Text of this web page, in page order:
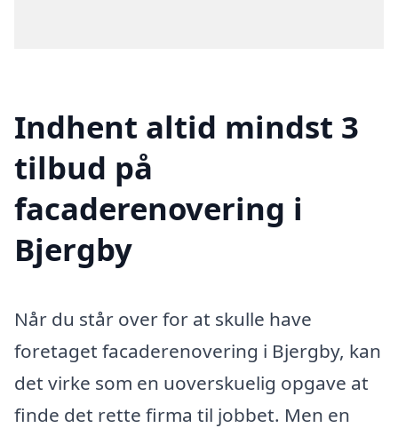
Indhent altid mindst 3
tilbud på
facaderenovering i
Bjergby
Når du står over for at skulle have
foretaget facaderenovering i Bjergby, kan
det virke som en uoverskuelig opgave at
finde det rette firma til jobbet. Men en